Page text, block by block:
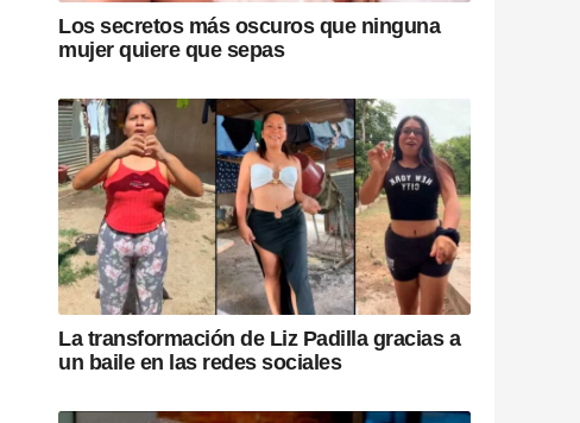
Los secretos más oscuros que ninguna
mujer quiere que sepas
La transformación de Liz Padilla gracias a
un baile en las redes sociales